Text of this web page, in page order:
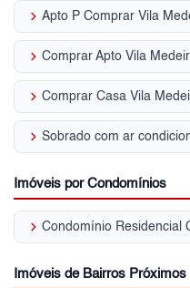
keyboard_arrow_right Apto P Comprar Vila
keyboard_arrow_right Comprar Apto Vila
keyboard_arrow_right Comprar Casa Vila
keyboard_arrow_right
Imóveis por Condomínios
keyboard_arrow_right Condomínio Residencial
Imóveis de Bairros Próximos